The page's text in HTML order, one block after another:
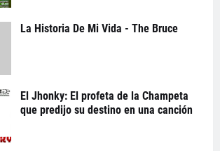
La Historia De Mi Vida - The Bruce
El Jhonky: El profeta de la Champeta
que predijo su destino en una canción